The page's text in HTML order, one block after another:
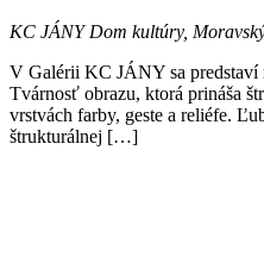
KC JÁNYDom kultúry,
V Galérii KC JÁNY sa
Tvárnosť obrazu, ktorá prináša
vrstvách farby, geste a reliéfe.
štrukturálnej […]